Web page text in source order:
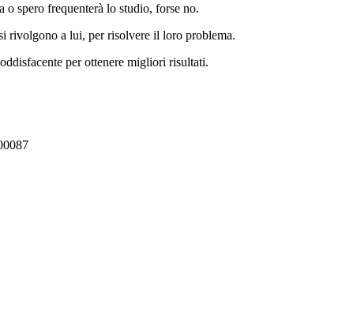
spero frequenterà lo studio, forse no.
rivolgono a lui, per risolvere il loro problema.
per ottenere migliori risultati.